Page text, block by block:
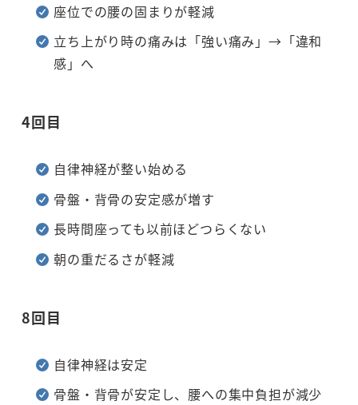
座位での腰の固まりが軽減
立ち上がり時の痛みは「強い痛み」→「違和
感」へ
4回目
自律神経が整い始める
骨盤・背骨の安定感が増す
長時間座っても以前ほどつらくない
朝の重だるさが軽減
8回目
自律神経は安定
骨盤・背骨が安定し、腰への集中負担が減少